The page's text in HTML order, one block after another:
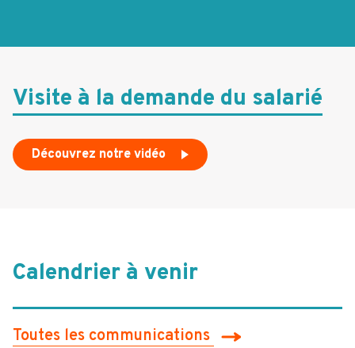
Visite à la demande du salarié
Découvrez notre vidéo
Calendrier à venir
Toutes les communications